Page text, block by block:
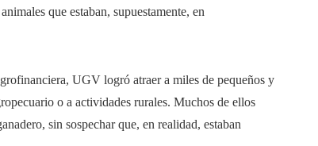
que estaban, supuestamente, en
UGV logró atraer a miles de pequeños y
o a actividades rurales. Muchos de ellos
sin sospechar que, en realidad, estaban